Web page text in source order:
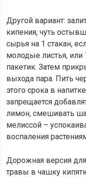
Другой вариант:
кипения, чуть
сырья на 1 стакан,
молодые листья, или
пакетик. Затем
выхода пара. Пить
этого срока в
запрещается
лимон, смешивать
мелиссой –
воспаления
Дорожная версия
травы в чашку